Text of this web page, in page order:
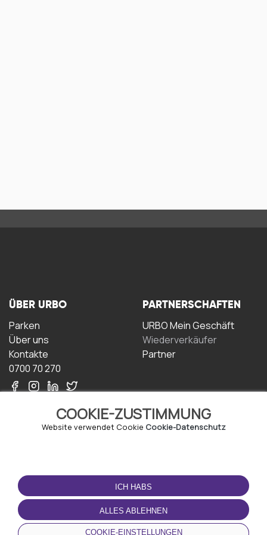
COOKIE-ZUSTIMMUNG
Website verwendet Cookie Cookie-Datenschutz
ICH HABS
ALLES ABLEHNEN
COOKIE-EINSTELLUNGEN
ÜBER URBO
Parken
Über uns
Kontakte
0700 70 270
PARTNERSCHAFTEN
URBO Mein Geschäft
Wiederverkäufer
Partner
NUTZUNGSBEDINGUNGEN
Geschäftsbedingungen
Datenschutz-
Bestimmungen
Cookie-Richtlinie
LADEN SIE DIE APP
HERUNTER